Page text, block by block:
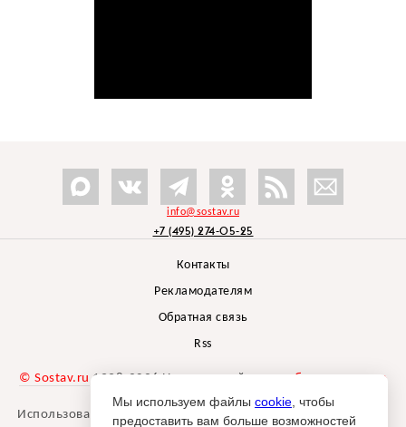
info@sostav.ru
+7 (495) 274-05-25
Контакты
Рекламодателям
Обратная связь
Rss
© Sostav.ru 1998-2026 Независимый проектбрендингового
агентства Depot
Использование материалов Sostav.ru допустимо только при
Мы используем файлы cookie , чтобы
предоставить вам больше возможностей